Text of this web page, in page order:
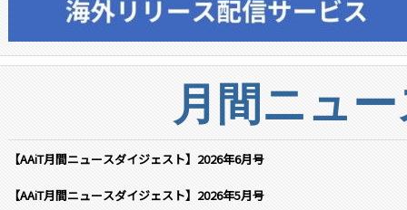
月間ニュ
【AAiT月間ニュースダイジェスト】2026年6月号
【AAiT月間ニュースダイジェスト】2026年5月号